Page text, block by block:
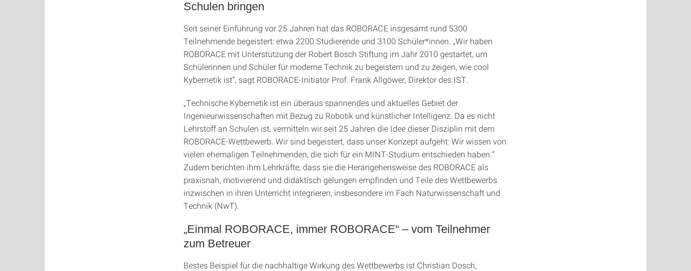
Schulen bringen
Seit seiner Einführung vor 25 Jahren hat das ROBORACE insgesamt rund 5300
Teilnehmende begeistert: etwa 2200 Studierende und 3100 Schüler*innen. „Wir haben
ROBORACE mit Unterstützung der Robert Bosch Stiftung im Jahr 2010 gestartet, um
Schülerinnen und Schüler für moderne Technik zu begeistern und zu zeigen, wie cool
Kybernetik ist“, sagt ROBORACE-Initiator Prof. Frank Allgöwer, Direktor des IST.
„Technische Kybernetik ist ein überaus spannendes und aktuelles Gebiet der
Ingenieurwissenschaften mit Bezug zu Robotik und künstlicher Intelligenz. Da es nicht
Lehrstoff an Schulen ist, vermitteln wir seit 25 Jahren die Idee dieser Disziplin mit dem
ROBORACE-Wettbewerb. Wir sind begeistert, dass unser Konzept aufgeht: Wir wissen von
vielen ehemaligen Teilnehmenden, die sich für ein MINT-Studium entschieden haben.“
Zudem berichten ihm Lehrkräfte, dass sie die Herangehensweise des ROBORACE als
praxisnah, motivierend und didaktisch gelungen empfinden und Teile des Wettbewerbs
inzwischen in ihren Unterricht integrieren, insbesondere im Fach Naturwissenschaft und
Technik (NwT).
„Einmal ROBORACE, immer ROBORACE“ – vom Teilnehmer
zum Betreuer
Bestes Beispiel für die nachhaltige Wirkung des Wettbewerbs ist Christian Dosch,